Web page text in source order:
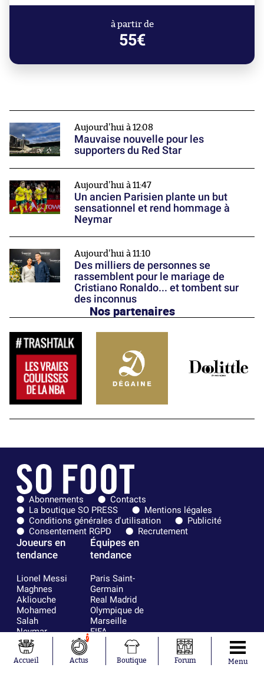
à partir de
55€
Aujourd'hui à 12:08
Mauvaise nouvelle pour les
supporters du Red Star
Aujourd'hui à 11:47
Un ancien Parisien plante un but
sensationnel et rend hommage à
Neymar
Aujourd'hui à 11:10
Des milliers de personnes se
rassemblent pour le mariage de
Cristiano Ronaldo... et tombent sur
des inconnus
Nos partenaires
Abonnements
Contacts
La boutique SO PRESS
Mentions légales
Conditions générales d'utilisation
Publicité
Consentement RGPD
Recrutement
Joueurs en
tendance
Lionel Messi
Maghnes
Akliouche
Mohamed
Salah
Neymar
Julián Álvarez
Ferrán Torres
Kilian Corredor
Équipes en
tendance
Paris Saint-
Germain
Real Madrid
Olympique de
Marseille
FIFA
FC Barcelone
Argentine
Olympique
Accueil
7
Actus Boutique Forum Menu